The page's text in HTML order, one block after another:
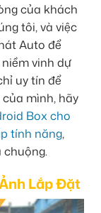
của khách
tôi, và việc
Auto để
vinh dự
uy tín để
mình, hãy
Box cho
tính năng,
chuộng.
Lắp Đặt